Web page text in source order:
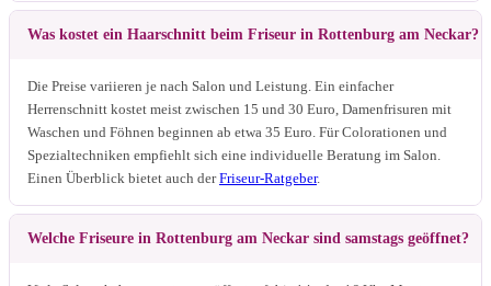
Was kostet ein Haarschnitt beim Friseur in Rottenburg am Neckar?
Die Preise variieren je nach Salon und Leistung. Ein einfacher
Herrenschnitt kostet meist zwischen 15 und 30 Euro, Damenfrisuren mit
Waschen und Föhnen beginnen ab etwa 35 Euro. Für Colorationen und
Spezialtechniken empfiehlt sich eine individuelle Beratung im Salon.
Einen Überblick bietet auch derFriseur-Ratgeber.
Welche Friseure in Rottenburg am Neckar sind samstags geöffnet?